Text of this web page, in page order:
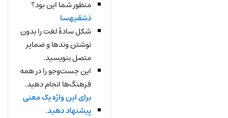
منظور شما این بود؟
ذشقیهسا
شکل سادهٔ لغت را بدون
نوشتن وندها و ضمایر
متصل بنویسید.
این جست‌وجو را در همه
فرهنگ‌ها انجام دهید.
برای این واژه یک معنی
پیشنهاد دهید.